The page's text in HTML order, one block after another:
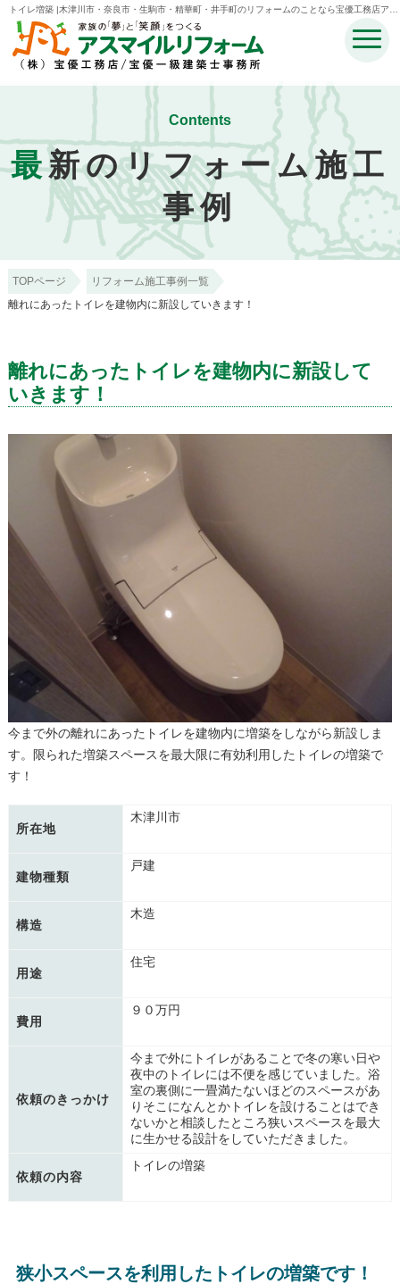
トイレ増築 |木津川市・奈良市・生駒市・精華町・井手町のリフォームのことなら宝優工務店アス
マイルリフォーム
Contents
最新のリフォーム施工
事例
TOPページ
リフォーム施工事例一覧
離れにあったトイレを建物内に新設していきます！
離れにあったトイレを建物内に新設して
いきます！
今まで外の離れにあったトイレを建物内に増築をしながら新設しま
す。限られた増築スペースを最大限に有効利用したトイレの増築で
す！
所在地
木津川市
建物種類
戸建
構造
木造
用途
住宅
費用
９０万円
依頼のきっかけ
今まで外にトイレがあることで冬の寒い日や
夜中のトイレには不便を感じていました。浴
室の裏側に一畳満たないほどのスペースがあ
りそこになんとかトイレを設けることはでき
ないかと相談したところ狭いスペースを最大
に生かせる設計をしていただきました。
依頼の内容
トイレの増築
狭小スペースを利用したトイレの増築です！